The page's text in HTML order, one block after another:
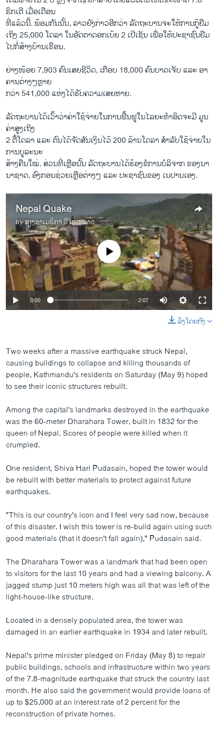
s
l
i
d
e
ຣິກເຕີ ເມື່ອເດືອນ
ທີ່ແລ້ວນີ້. ພ້ອມກັນນັ້ນ, ລາວຍັງກ່າວອີກວ່າ ລັດຖະບານຈະໃຫ້ການກູ້ຢືມ
ເຖິງ 25,000 ໂດລາ ໃນອັດຕາດອກເບ້ຍ 2 ເປີເຊັນ ເພື່ອໃຫ້ປະຊາຊົນຢືມ
ໄປກໍ່ສ້າງບ້ານເຮືອນ.
ຢ່າງໜ້ອຍ 7,903 ຄົນເສຍຊີວິດ, ເກືອບ 18,000 ຄົນບາດເຈັບ ແລະ ອາ
ຄານຕ່າງໆຫຼາຍ
ກວ່າ 541,000 ແຫ່ງໄດ້ຮັບຄວາມເສຍຫາຍ.
ລັດຖະບານໄດ້ເວົ້າວ່າຄ່າໃຊ້ຈ່າຍໃນການຟື້ນຟູໃນໄລຍະທຳອິດຈະມີ ມູນ
ຄ່າສູງເຖິງ
2 ຕື້ໂດລາ ແລະ ຕົນໄດ້ຈັດສັນເງິນໄວ້ 200 ລ້ານໂດລາ ສຳລັບໃຊ້ຈ່າຍໃນ
ການບູລະນະ
ສ້າງຄືນໃໝ່. ສ່ວນທີ່ເຫຼືອນັ້ນ ລັດຖະບານໄດ້ຮ້ອງຂໍການບໍລິຈາກ ຂອງນາ
ນາຊາດ, ອົງກອນຊ່ວຍເຫຼືອຕ່າງໆ ແລະ ປະຊາຊົນຂອງ ເນປານເອງ.
Nepal Quake
byສຽງອາເມຣິກາ ວີໂອເອລາວ
No media source currently available
0:00 2:07
ລິງໂດຍກົງ
Two weeks after a massive earthquake struck Nepal,
causing buildings to collapse and killing thousands of
people, Kathmandu's residents on Saturday (May 9) hoped
to see their iconic structures rebuilt.
Among the capital's landmarks destroyed in the earthquake
was the 60-meter Dharahara Tower, built in 1832 for the
queen of Nepal. Scores of people were killed when it
crumpled.
One resident, Shiva Hari Pudasain, hoped the tower would
be rebuilt with better materials to protect against future
earthquakes.
"This is our country's icon and I feel very sad now, because
of this disaster. I wish this tower is re-build again using such
good materials (that it doesn't fall again)," Pudasain said.
The Dharahara Tower was a landmark that had been open
to visitors for the last 10 years and had a viewing balcony. A
jagged stump just 10 meters high was all that was left of the
light-house-like structure.
Located in a densely populated area, the tower was
damaged in an earlier earthquake in 1934 and later rebuilt.
Nepal's prime minister pledged on Friday (May 8) to repair
public buildings, schools and infrastructure within two years
of the 7.8-magnitude earthquake that struck the country last
month. He also said the government would provide loans of
up to $25,000 at an interest rate of 2 percent for the
reconstruction of private homes.